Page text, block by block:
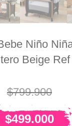
Niño
Beige
$799.900
$499.000